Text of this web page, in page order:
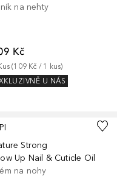
na nehty
Kč
(109 Kč / 1 kus)
U NÁS
Strong
Up Nail & Cuticle Oil
na nohy